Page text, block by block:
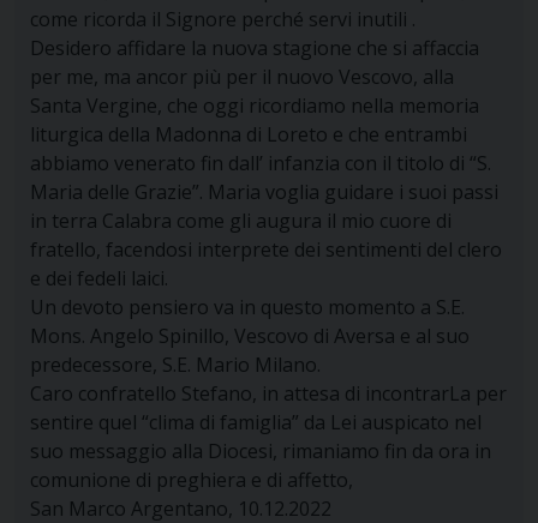
come ricorda il Signore perché servi inutili .
Desidero affidare la nuova stagione che si affaccia
per me, ma ancor più per il nuovo Vescovo, alla
Santa Vergine, che oggi ricordiamo nella memoria
liturgica della Madonna di Loreto e che entrambi
abbiamo venerato fin dall’ infanzia con il titolo di “S.
Maria delle Grazie”. Maria voglia guidare i suoi passi
in terra Calabra come gli augura il mio cuore di
fratello, facendosi interprete dei sentimenti del clero
e dei fedeli laici.
Un devoto pensiero va in questo momento a S.E.
Mons. Angelo Spinillo, Vescovo di Aversa e al suo
predecessore, S.E. Mario Milano.
Caro confratello Stefano, in attesa di incontrarLa per
sentire quel “clima di famiglia” da Lei auspicato nel
suo messaggio alla Diocesi, rimaniamo fin da ora in
comunione di preghiera e di affetto,
San Marco Argentano, 10.12.2022